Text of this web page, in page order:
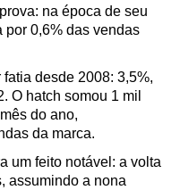
na época de seu
por 0,6% das vendas
desde 2008: 3,5%,
O hatch somou 1 mil
do ano,
da marca.
um feito notável: a volta
assumindo a nona